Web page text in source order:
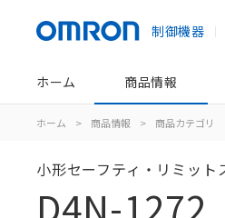
制御機器
ホーム 商品情報
ホーム > 商品情報 > 商品カテゴリ
小形セーフティ・リミット
D4N-1272